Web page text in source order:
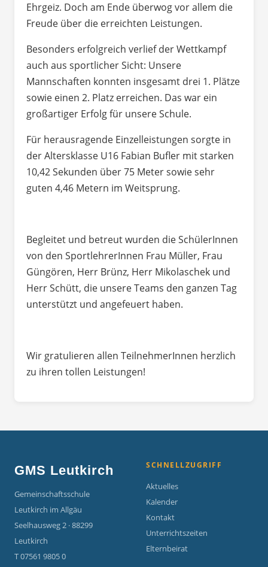
Ehrgeiz. Doch am Ende überwog vor allem die
Freude über die erreichten Leistungen.
Besonders erfolgreich verlief der Wettkampf
auch aus sportlicher Sicht: Unsere
Mannschaften konnten insgesamt drei 1. Plätze
sowie einen 2. Platz erreichen. Das war ein
großartiger Erfolg für unsere Schule.
Für herausragende Einzelleistungen sorgte in
der Altersklasse U16 Fabian Bufler mit starken
10,42 Sekunden über 75 Meter sowie sehr
guten 4,46 Metern im Weitsprung.
Begleitet und betreut wurden die SchülerInnen
von den SportlehrerInnen Frau Müller, Frau
Güngören, Herr Brünz, Herr Mikolaschek und
Herr Schütt, die unsere Teams den ganzen Tag
unterstützt und angefeuert haben.
Wir gratulieren allen TeilnehmerInnen herzlich
zu ihren tollen Leistungen!
GMS Leutkirch
Gemeinschaftsschule
Leutkirch im Allgäu
Seelhausweg 2 · 88299
Leutkirch
T 07561 9805 0
SCHNELLZUGRIFF
Aktuelles
Kalender
Kontakt
Unterrichtszeiten
Elternbeirat